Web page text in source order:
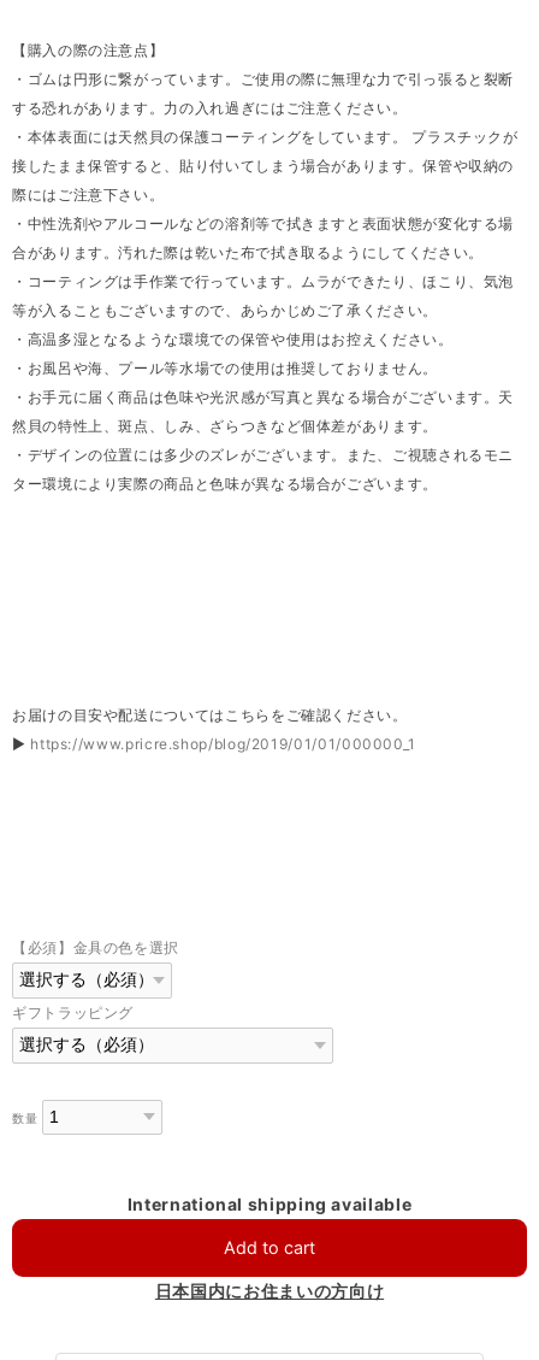
【購入の際の注意点】
・ゴムは円形に繋がっています。ご使用の際に無理な力で引っ張ると裂断
する恐れがあります。力の入れ過ぎにはご注意ください。
・本体表面には天然貝の保護コーティングをしています。 プラスチックが
接したまま保管すると、貼り付いてしまう場合があります。保管や収納の
際にはご注意下さい。
・中性洗剤やアルコールなどの溶剤等で拭きますと表面状態が変化する場
合があります。汚れた際は乾いた布で拭き取るようにしてください。
・コーティングは手作業で行っています。ムラができたり、ほこり、気泡
等が入ることもございますので、あらかじめご了承ください。
・高温多湿となるような環境での保管や使用はお控えください。
・お風呂や海、プール等水場での使用は推奨しておりません。
・お手元に届く商品は色味や光沢感が写真と異なる場合がございます。天
然貝の特性上、斑点、しみ、ざらつきなど個体差があります。
・デザインの位置には多少のズレがございます。また、ご視聴されるモニ
ター環境により実際の商品と色味が異なる場合がございます。
お届けの目安や配送についてはこちらをご確認ください。
▶ https://www.pricre.shop/blog/2019/01/01/000000_1
【必須】金具の色を選択
ギフトラッピング
数量
International shipping available
Add to cart
日本国内にお住まいの方向け